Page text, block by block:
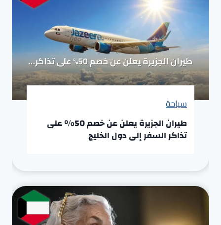
سياحة
طيران الجزيرة يعلن عن خصم 50% على
تذاكر السفر إلى دول الخليج